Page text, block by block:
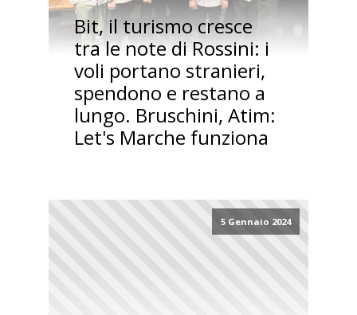
Bit, il turismo cresce
tra le note di Rossini: i
voli portano stranieri,
spendono e restano a
lungo. Bruschini, Atim:
Let's Marche funziona
5 Gennaio 2024